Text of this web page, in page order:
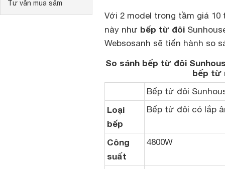
Tư vấn mua sắm
Với 2 model trong tầm giá
này như bếp từ đôi
Websosanh sẽ tiến hành so
So sánh bếp từ đôi
bếp từ
Bếp từ đôi
Loại
bếp
Bếp từ đôi có lắp
Công
suất
4800W